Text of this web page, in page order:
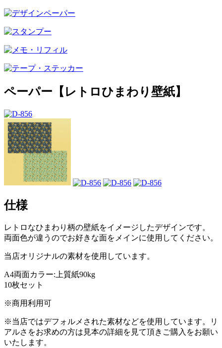
ペーパー【レトロひまわり壁紙】
仕様
レトロなひまわり柄の壁紙をイメージしたデザインです。
両面色が違うのでお好きな面をメインに使用してください。
当店オリジナルの素材を使用しています。
A4両面カラー:上質紙90kg
10枚セット
※商用利用可
※当店ではデフォルメされた素材などを使用しています。リ
アルさをお求めの方は見本の詳細を見て頂きご購入をお願い
いたします。